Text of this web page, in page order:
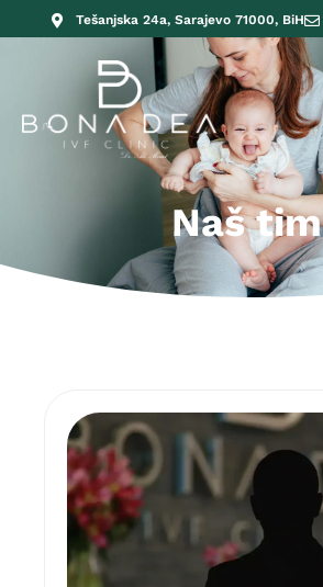
Tešanjska 24a, Sarajevo 71000, BiH
Naš tim